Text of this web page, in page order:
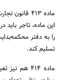
ماده 413
این ماده، تاجر
را به دفتر
تسلیم کند.